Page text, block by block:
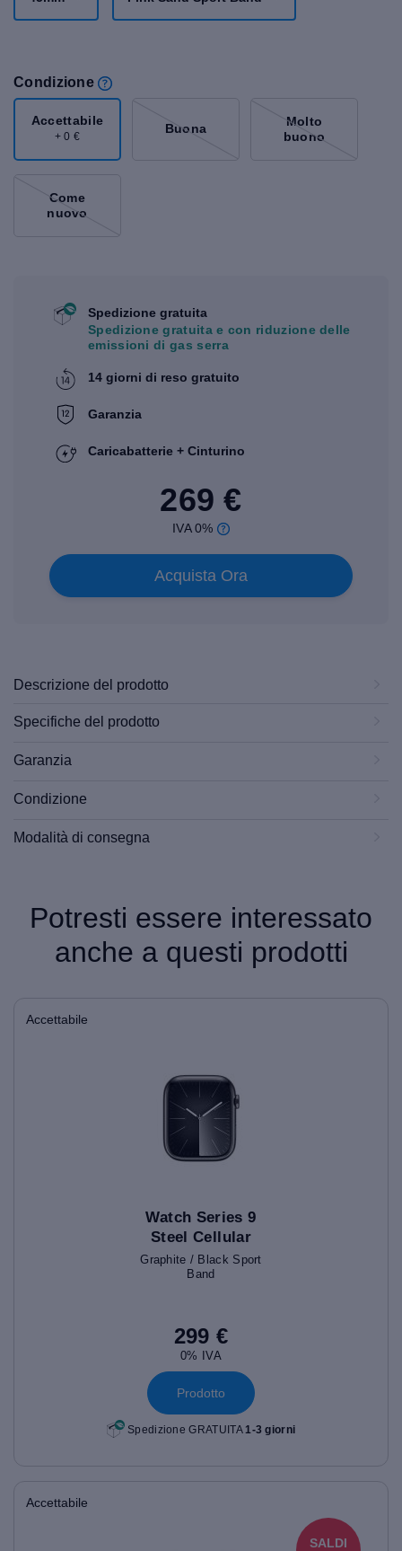
Condizione
Accettabile
+ 0 €
Buona
Molto
buono
Come
nuovo
Spedizione gratuita
Spedizione gratuita e con riduzione delle
emissioni di gas serra
14 giorni di reso gratuito
Garanzia
Caricabatterie + Cinturino
269 €
IVA 0%
Acquista Ora
Descrizione del prodotto
Specifiche del prodotto
Garanzia
Condizione
Modalità di consegna
Potresti essere interessato
anche a questi prodotti
Accettabile
Watch Series 9
Steel Cellular
(45mm)
Graphite / Black Sport
Band
299 €
0% IVA
Prodotto
Spedizione GRATUITA1-3 giorni
Accettabile
SALDI